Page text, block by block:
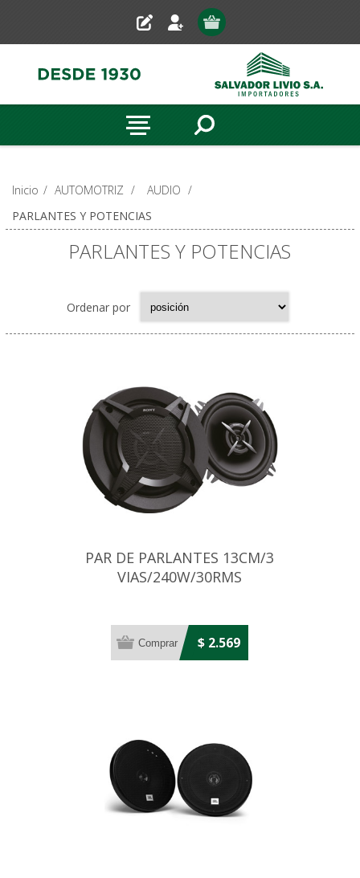
Inicio / AUTOMOTRIZ / AUDIO /
PARLANTES Y POTENCIAS
PARLANTES Y POTENCIAS
Ordenar por
PAR DE PARLANTES 13CM/3
VIAS/240W/30RMS
$ 2.569